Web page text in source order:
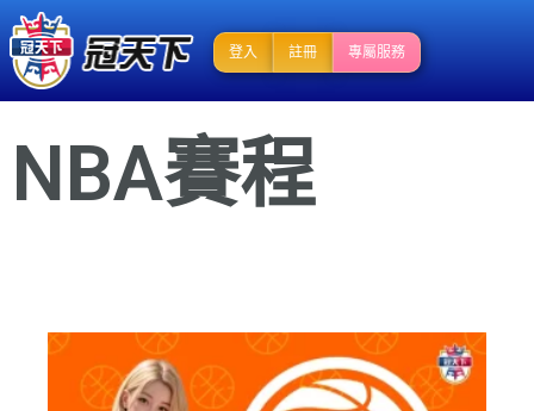
登入 註冊 專屬服務
NBA賽程